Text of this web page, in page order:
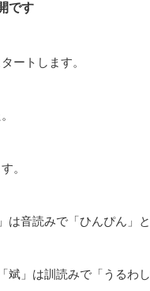
です
ートします。
。
は音読みで「ひんぴん」
斌」は訓読みで「うるわ